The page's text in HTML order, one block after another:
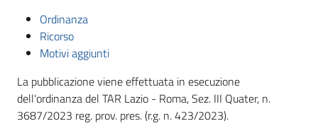
Ordinanza
Ricorso
Motivi aggiunti
La pubblicazione viene effettuata in esecuzione
dell'ordinanza del TAR Lazio - Roma, Sez. III Quater, n.
3687/2023 reg. prov. pres. (r.g. n. 423/2023).